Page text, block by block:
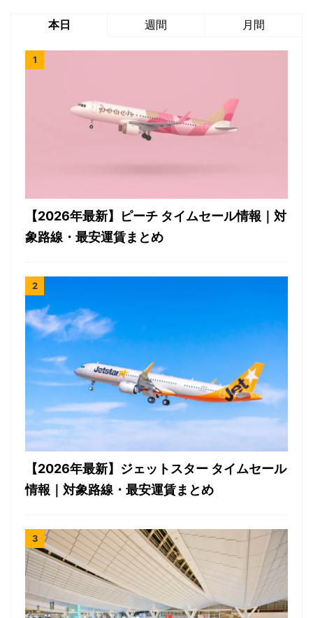
本日 週間 月間
【2026年最新】ピーチ タイムセール情報｜対
象路線・最安運賃まとめ
【2026年最新】ジェットスター タイムセール
情報｜対象路線・最安運賃まとめ